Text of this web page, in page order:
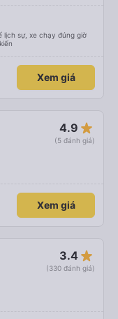
lịch sự, xe chạy đúng giờ
Xem giá
4.9 star_rate
(5 đánh giá)
Xem giá
3.4 star_rate
(330 đánh giá)